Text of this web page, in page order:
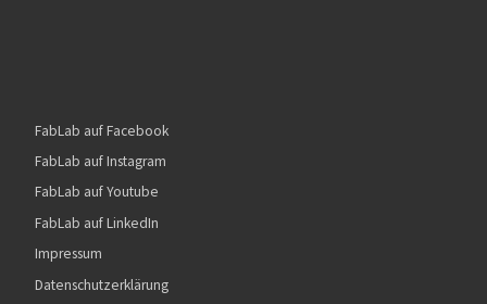
FabLab auf Facebook
FabLab auf Instagram
FabLab auf Youtube
FabLab auf LinkedIn
Impressum
Datenschutzerklärung